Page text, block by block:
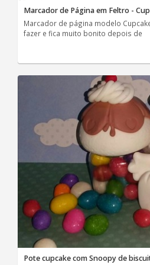
Marcador de Página em Feltro -
Marcador de página modelo
fazer e fica muito bonito depois de
Pote cupcake com Snoopy de